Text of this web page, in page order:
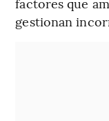
gestionan